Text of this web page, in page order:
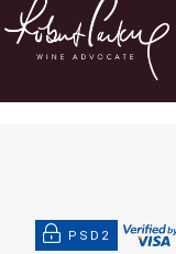
PSD2